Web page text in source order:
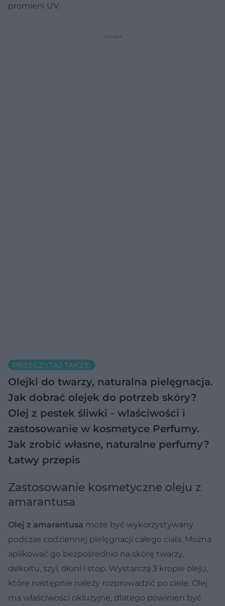
promieni UV.
PRZECZYTAJ TAKŻE:
Olejki do twarzy, naturalna pielęgnacja.
Jak dobrać olejek do potrzeb skóry?
Olej z pestek śliwki - wlaściwości i
zastosowanie w kosmetyce Perfumy.
Jak zrobić własne, naturalne perfumy?
Łatwy przepis
Zastosowanie kosmetyczne oleju z
amarantusa
Olej z amarantusa może być wykorzystywany
podczas codziennej pielęgnacji całego ciała. Można
aplikować go bezpośrednio na skórę twarzy,
dekoltu, szyi, dłoni i stóp. Wystarczą 3 krople oleju,
które następnie należy rozprowadzić po ciele. Olej
ma właściwości okluzyjne, dlatego powinien być